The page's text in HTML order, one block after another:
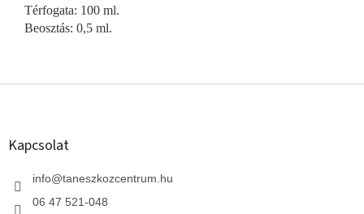
Térfogata: 100 ml.
Beosztás: 0,5 ml.
L
Kapcsolat
info@taneszkozcentrum.hu
06 47 521-048